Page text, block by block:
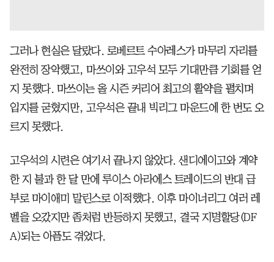
그러나 현실은 달랐다. 로베르트 수아레스가 마무리 자리를
완전히 장악했고, 마쓰이와 고우석 모두 기대만큼 기회를 얻
지 못했다. 마쓰이는 올 시즌 커리어 최고의 활약을 펼치며
입지를 굳혔지만, 고우석은 끝내 빅리그 마운드에 한 번도 오
르지 못했다.
고우석의 시련은 여기서 끝나지 않았다. 샌디에이고와 계약
한 지 불과 한 달 만에 루이스 아라에스 트레이드의 반대 급
부로 마이애미 말린스로 이적했다. 이후 마이너리그 여러 레
벨을 오갔지만 좀처럼 반등하지 못했고, 결국 지명할당(DF
A)되는 아픔도 겪었다.